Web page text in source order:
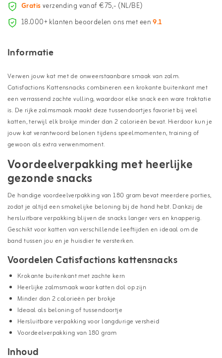
Gratisverzending vanaf €75,- (NL/BE)
18.000+ klanten beoordelen ons met een9.1
Informatie
Verwen jouw kat met de onweerstaanbare smaak van zalm.
Catisfactions Kattensnacks combineren een krokante buitenkant met
een verrassend zachte vulling, waardoor elke snack een ware traktatie
is. De rijke zalmsmaak maakt deze tussendoortjes favoriet bij veel
katten, terwijl elk brokje minder dan 2 calorieën bevat. Hierdoor kun je
jouw kat verantwoord belonen tijdens speelmomenten, training of
gewoon als extra verwenmoment.
Voordeelverpakking met heerlijke
gezonde snacks
De handige voordeelverpakking van 180 gram bevat meerdere porties,
zodat je altijd een smakelijke beloning bij de hand hebt. Dankzij de
hersluitbare verpakking blijven de snacks langer vers en knapperig.
Geschikt voor katten van verschillende leeftijden en ideaal om de
band tussen jou en je huisdier te versterken.
Voordelen Catisfactions kattensnacks
Krokante buitenkant met zachte kern
Heerlijke zalmsmaak waar katten dol op zijn
Minder dan 2 calorieën per brokje
Ideaal als beloning of tussendoortje
Hersluitbare verpakking voor langdurige versheid
Voordeelverpakking van 180 gram
Inhoud